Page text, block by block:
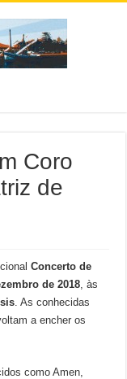
Coro
de
Concerto de
de 2018, às
. As conhecidas
a encher os
como Amen,